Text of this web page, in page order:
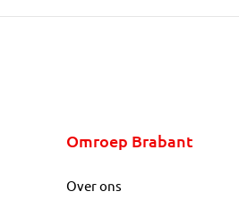
Omroep Brabant
Over ons